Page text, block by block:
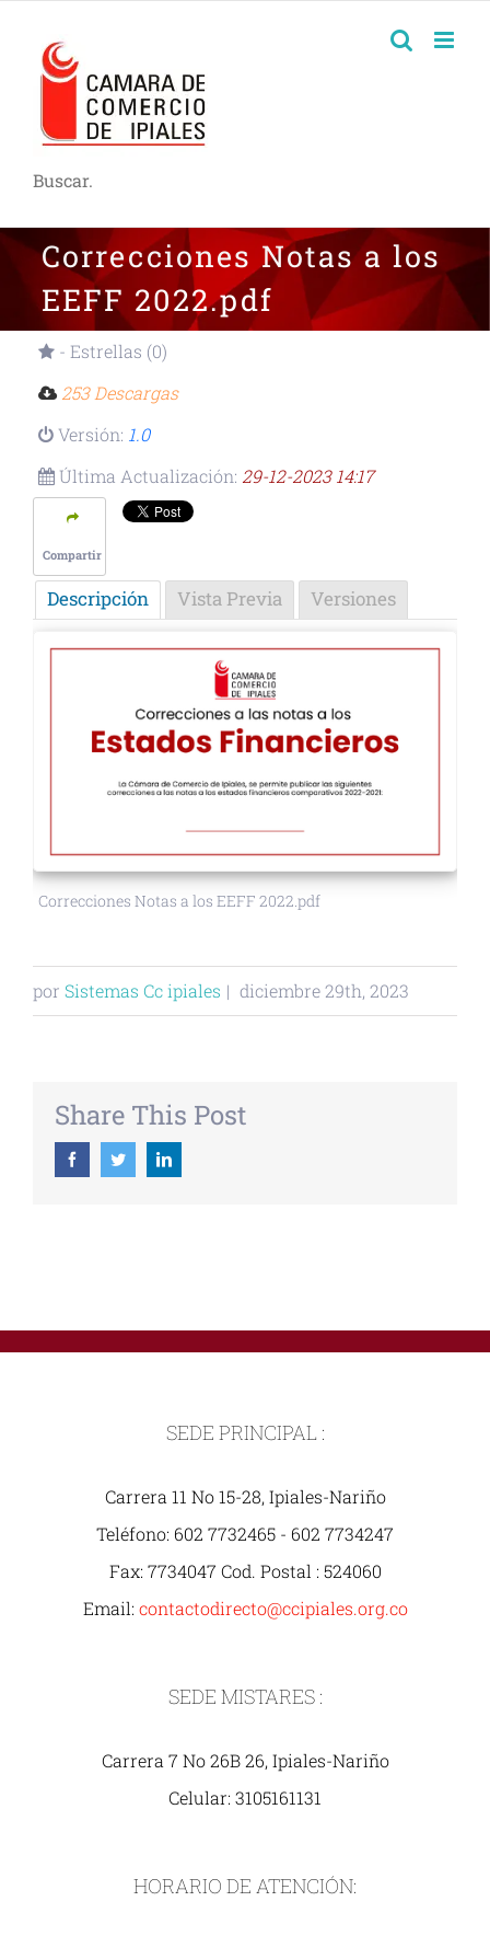
Buscar.
Correcciones Notas a los
EEFF 2022.pdf
- Estrellas (0)
253 Descargas
Versión: 1.0
Última Actualización: 29-12-2023 14:17
Compartir
Descripción Vista Previa Versiones
Correcciones Notas a los EEFF 2022.pdf
por Sistemas Cc ipiales | diciembre 29th, 2023
Share This Post
FacebookTwitterLinkedin
SEDE PRINCIPAL :
Carrera 11 No 15-28, Ipiales-Nariño
Teléfono: 602 7732465 - 602 7734247
Fax: 7734047 Cod. Postal : 524060
Email: contactodirecto@ccipiales.org.co
SEDE MISTARES :
Carrera 7 No 26B 26, Ipiales-Nariño
Celular: 3105161131
HORARIO DE ATENCIÓN: